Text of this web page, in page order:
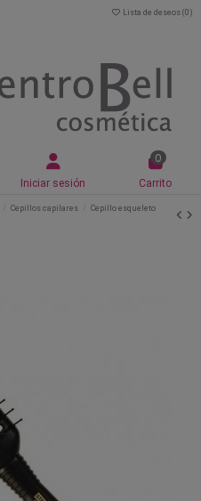
Lista de deseos (0 )
Iniciar sesión
0
Carrito
Cepillos capilares
Cepillo esqueleto